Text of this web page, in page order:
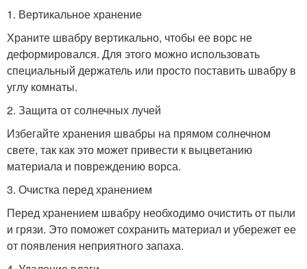
1. Вертикальное хранение
Храните швабру вертикально, чтобы ее ворс не
деформировался. Для этого можно использовать
специальный держатель или просто поставить швабру в
углу комнаты.
2. Защита от солнечных лучей
Избегайте хранения швабры на прямом солнечном
свете, так как это может привести к выцветанию
материала и повреждению ворса.
3. Очистка перед хранением
Перед хранением швабру необходимо очистить от пыли
и грязи. Это поможет сохранить материал и убережет ее
от появления неприятного запаха.